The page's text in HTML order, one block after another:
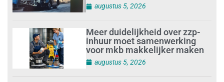
augustus 5, 2026
Meer duidelijkheid over zzp-
inhuur moet samenwerking
voor mkb makkelijker maken
augustus 5, 2026